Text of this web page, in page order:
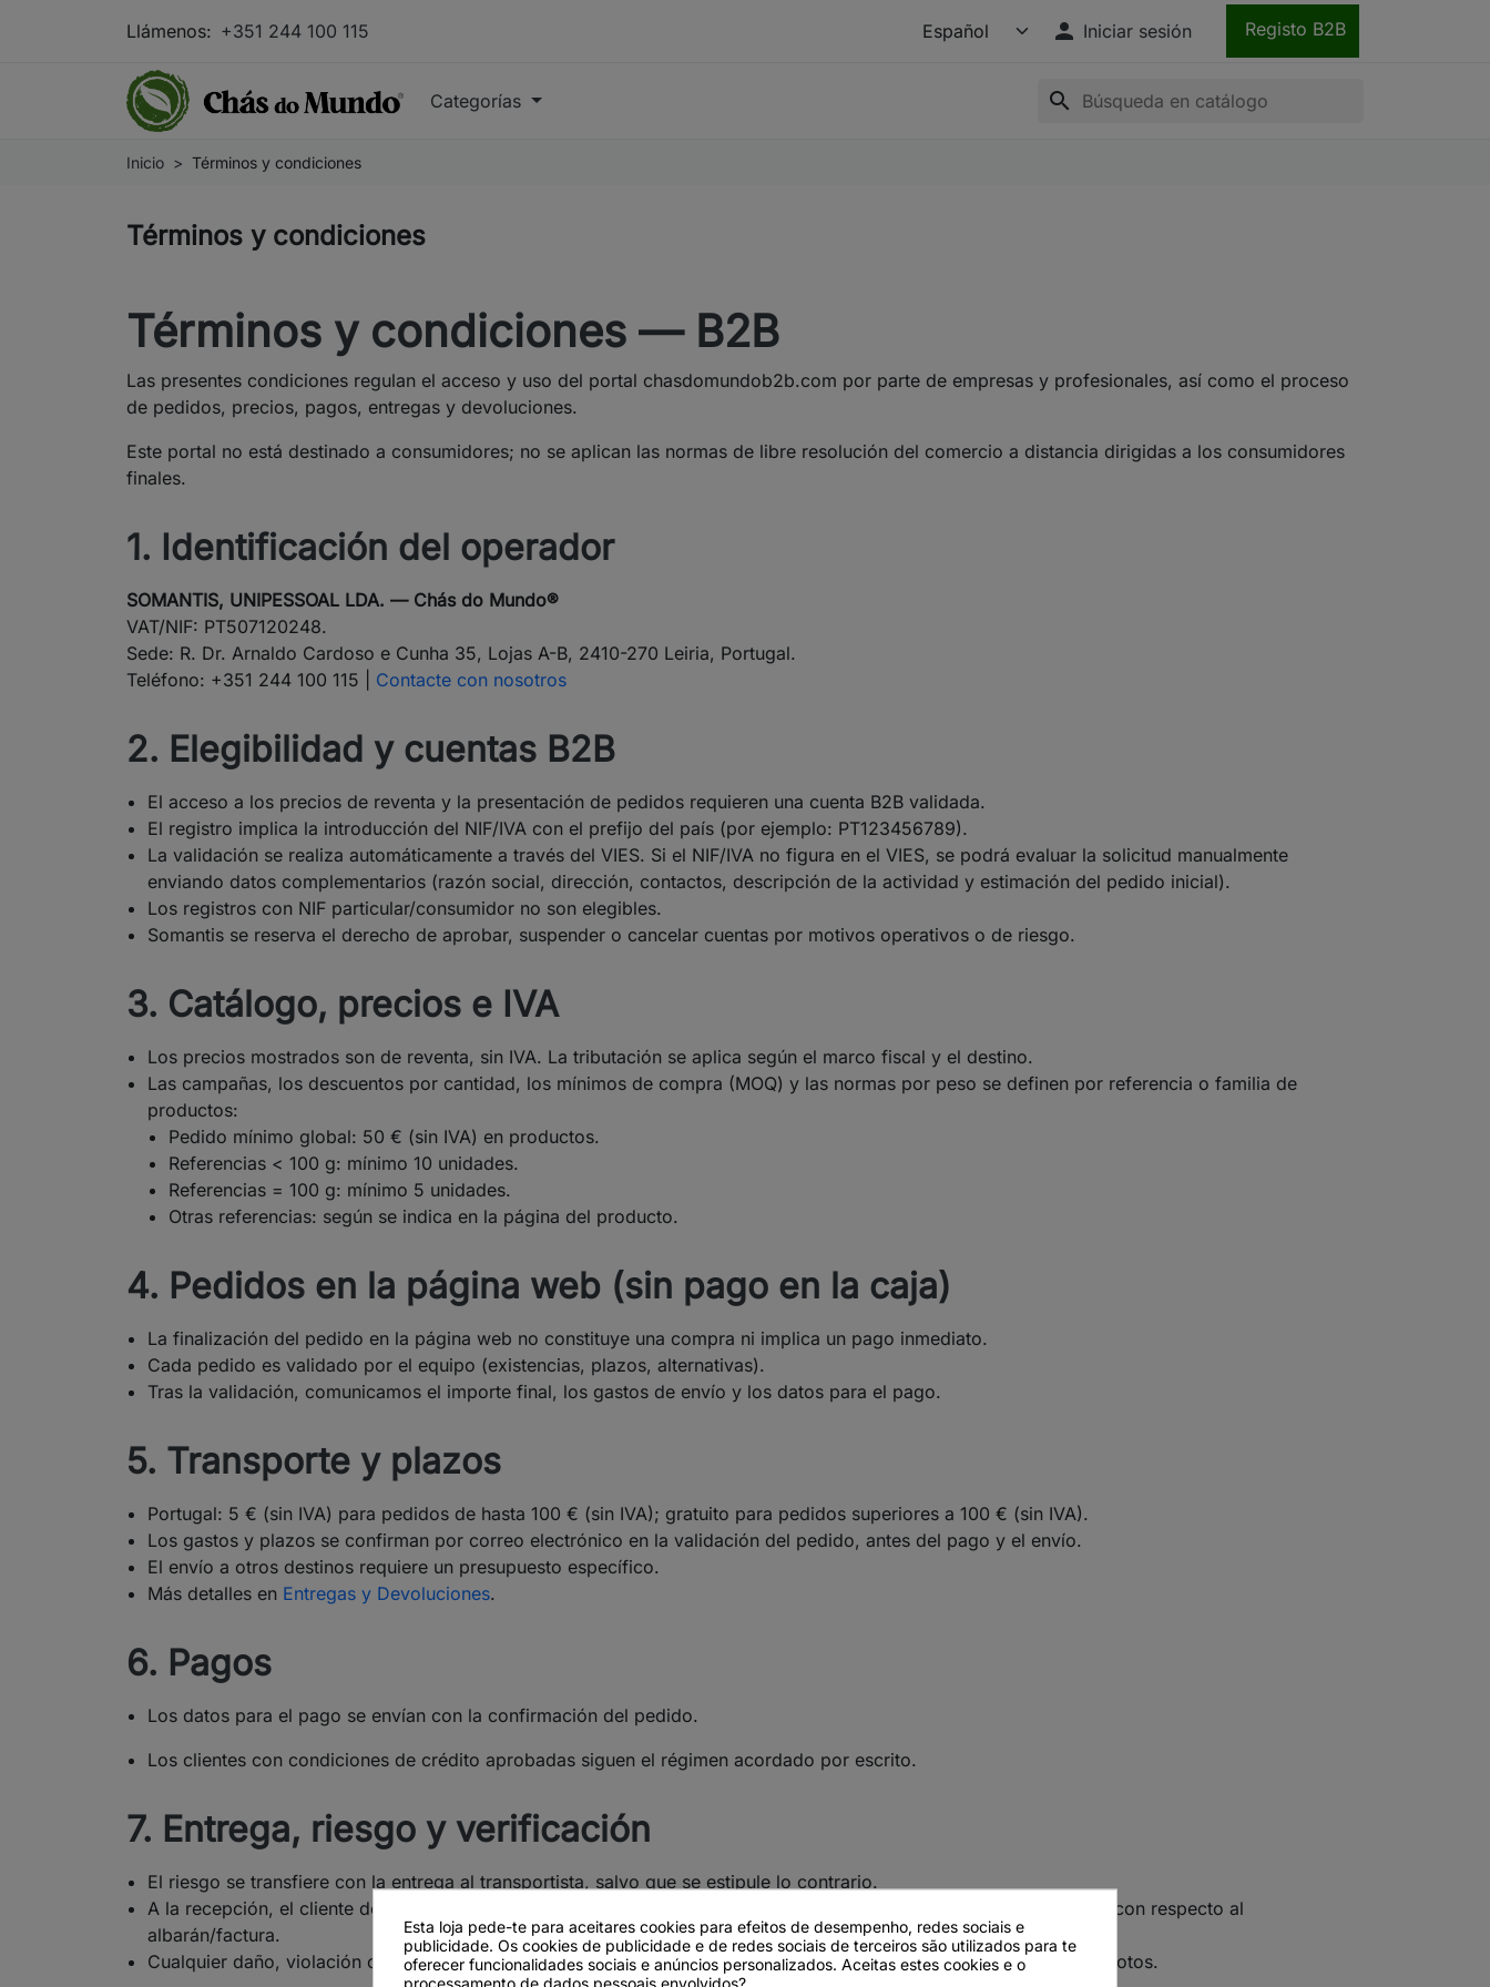
Llámenos: +351 244 100 115  Iniciar sesión Registo B2B
Categorías search
Inicio Términos y condiciones
Términos y condiciones
Términos y condiciones — B2B
Las presentes condiciones regulan el acceso y uso del portal chasdomundob2b.com por parte de empresas y profesionales, así como el proceso
de pedidos, precios, pagos, entregas y devoluciones.
Este portal no está destinado a consumidores; no se aplican las normas de libre resolución del comercio a distancia dirigidas a los consumidores
finales.
1. Identificación del operador
SOMANTIS, UNIPESSOAL LDA. — Chás do Mundo®
VAT/NIF: PT507120248.
Sede: R. Dr. Arnaldo Cardoso e Cunha 35, Lojas A-B, 2410-270 Leiria, Portugal.
Teléfono: +351 244 100 115 | Contacte con nosotros
2. Elegibilidad y cuentas B2B
El acceso a los precios de reventa y la presentación de pedidos requieren una cuenta B2B validada.
El registro implica la introducción del NIF/IVA con el prefijo del país (por ejemplo: PT123456789).
La validación se realiza automáticamente a través del VIES. Si el NIF/IVA no figura en el VIES, se podrá evaluar la solicitud manualmente
enviando datos complementarios (razón social, dirección, contactos, descripción de la actividad y estimación del pedido inicial).
Los registros con NIF particular/consumidor no son elegibles.
Somantis se reserva el derecho de aprobar, suspender o cancelar cuentas por motivos operativos o de riesgo.
3. Catálogo, precios e IVA
Los precios mostrados son de reventa, sin IVA. La tributación se aplica según el marco fiscal y el destino.
Las campañas, los descuentos por cantidad, los mínimos de compra (MOQ) y las normas por peso se definen por referencia o familia de
productos:
Pedido mínimo global: 50 € (sin IVA) en productos.
Referencias < 100 g: mínimo 10 unidades.
Referencias = 100 g: mínimo 5 unidades.
Otras referencias: según se indica en la página del producto.
4. Pedidos en la página web (sin pago en la caja)
La finalización del pedido en la página web no constituye una compra ni implica un pago inmediato.
Cada pedido es validado por el equipo (existencias, plazos, alternativas).
Tras la validación, comunicamos el importe final, los gastos de envío y los datos para el pago.
5. Transporte y plazos
Portugal: 5 € (sin IVA) para pedidos de hasta 100 € (sin IVA); gratuito para pedidos superiores a 100 € (sin IVA).
Los gastos y plazos se confirman por correo electrónico en la validación del pedido, antes del pago y el envío.
El envío a otros destinos requiere un presupuesto específico.
Más detalles en Entregas y Devoluciones.
6. Pagos
Los datos para el pago se envían con la confirmación del pedido.
Los clientes con condiciones de crédito aprobadas siguen el régimen acordado por escrito.
7. Entrega, riesgo y verificación
El riesgo se transfiere con la entrega al transportista, salvo que se estipule lo contrario.
A la recepción, el cliente debe verificar inmediatamente el estado exterior de las cajas y comprobar las cantidades con respecto al
albarán/factura.
Cualquier daño, violación o falta de volúmenes debe señalarse en el albarán del transportista y documentarse con fotos.
Esta loja pede-te para aceitares cookies para efeitos de desempenho, redes sociais e
publicidade. Os cookies de publicidade e de redes sociais de terceiros são utilizados para te
oferecer funcionalidades sociais e anúncios personalizados. Aceitas estes cookies e o
processamento de dados pessoais envolvidos?